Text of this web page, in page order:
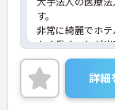
す。
非常に綺麗でホ
よく働くことが出
福利厚生が整っ
けます。
ご興味のある方
詳細